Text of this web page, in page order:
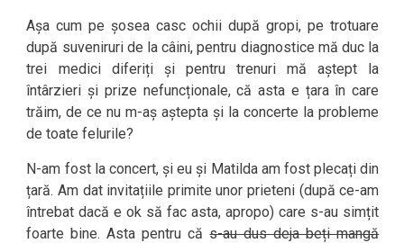
Așa cum pe șosea casc ochii după gropi, pe trotuare
după suveniruri de la câini, pentru diagnostice mă duc la
trei medici diferiți și pentru trenuri mă aștept la
întârzieri și prize nefuncționale, că asta e țara în care
trăim, de ce nu m-aș aștepta și la concerte la probleme
de toate felurile?
N-am fost la concert, și eu și Matilda am fost plecați din
țară. Am dat invitațiile primite unor prieteni (după ce-am
întrebat dacă e ok să fac asta, apropo) care s-au simțit
foarte bine. Asta pentru căs-au dus deja beți mangă